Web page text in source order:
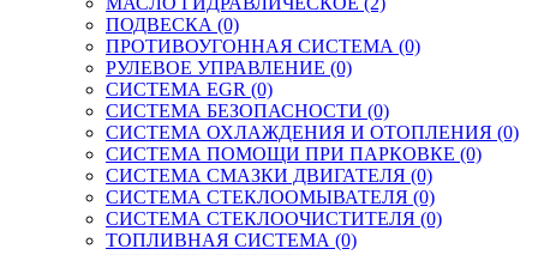
ПОДВЕСКА (0)
ПРОТИВОУГОННАЯ СИСТЕМА (0)
РУЛЕВОЕ УПРАВЛЕНИЕ (0)
СИСТЕМА EGR (0)
СИСТЕМА БЕЗОПАСНОСТИ (0)
СИСТЕМА ОХЛАЖДЕНИЯ И ОТОПЛЕНИЯ (0)
СИСТЕМА ПОМОЩИ ПРИ ПАРКОВКЕ (0)
СИСТЕМА СМАЗКИ ДВИГАТЕЛЯ (0)
СИСТЕМА СТЕКЛООМЫВАТЕЛЯ (0)
СИСТЕМА СТЕКЛООЧИСТИТЕЛЯ (0)
ТОПЛИВНАЯ СИСТЕМА (0)